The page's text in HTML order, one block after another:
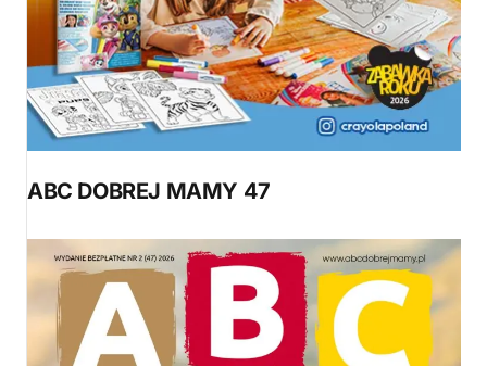
ABC DOBREJ MAMY 47